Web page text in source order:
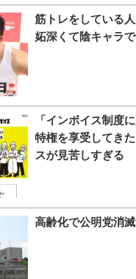
筋トレをしている
妬深くて陰キャラ
「インボイス制度
特権を享受してき
スが見苦しすぎる
高齢化で公明党消